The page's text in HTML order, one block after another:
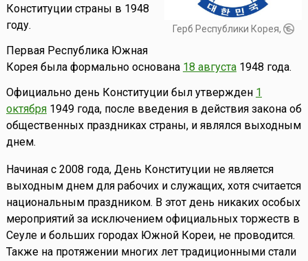
Герб Республики Корея,
Конституции страны в 1948
году.
Первая Республика Южная
Корея была формально основана 18 августа1948 года.
Официально день Конституции был утвержден 1
октября1949 года, после введения в действия закона об
общественных праздниках страны, и являлся выходным
днем.
Начиная с 2008 года, День Конституции не является
выходным днем для рабочих и служащих, хотя считается
национальным праздником. В этот день никаких особых
мероприятий за исключением официальных торжеств в
Сеуле и больших городах Южной Кореи, не проводится.
Также на протяжении многих лет традиционными стали